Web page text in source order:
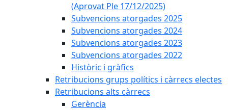
(Aprovat Ple 17/12/2025)
Subvencions atorgades 2025
Subvencions atorgades 2024
Subvencions atorgades 2023
Subvencions atorgades 2022
Històric i gràfics
Retribucions grups polítics i càrrecs electes
Retribucions alts càrrecs
Gerència